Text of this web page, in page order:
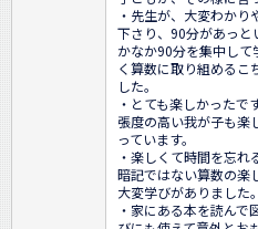
・先生が、大変わかり
下さり、90分があっ
かなか90分を集中し
く算数に取り組めるこ
した。
・とても楽しかった
張度の高い我が子も楽
っています。
・楽しくて時間を忘
暗記ではない算数の楽
大変学びがありました。
・家にある本を読んで